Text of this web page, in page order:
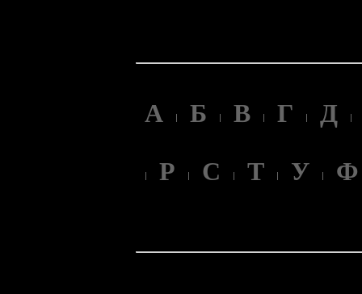
А Б В Г Д
Р С Т У Ф